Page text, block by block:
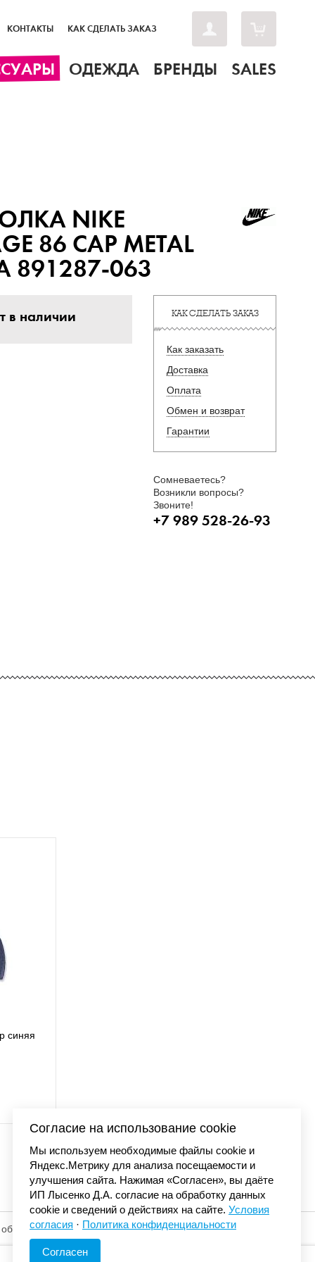
КОНТАКТЫ КАК СДЕЛАТЬ ЗАКАЗ
ОДЕЖДА БРЕНДЫ SALES
NIKE
86 CAP METAL
891287-063
в наличии КАК СДЕЛАТЬ ЗАКАЗ
Как заказать
Доставка
Оплата
Обмен и возврат
Гарантии
Сомневаетесь?
Возникли вопросы?
Звоните!
+7 989 528-26-93
синяя
© «Элемент». 2013-2026 Все права защищены.
Согласие на использование cookie
Мы используем необходимые файлы cookie и
Яндекс.Метрику для анализа посещаемости и
улучшения сайта. Нажимая «Согласен», вы даёте
ИП Лысенко Д.А. согласие на обработку данных
cookie и сведений о действиях на сайте. Условия
согласия · Политика конфиденциальности
Согласен